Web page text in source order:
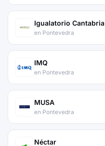
Igualatorio Cantabria
en Pontevedra
IMQ
en Pontevedra
MUSA
en Pontevedra
Néctar